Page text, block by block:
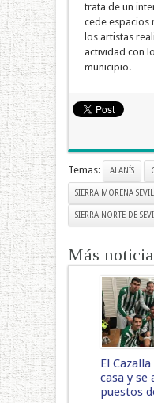
trata de un
cede espacios
los artistas
actividad con
municipio.
Temas: ALANÍS
SIERRA MORENA
SIERRA NORTE DE
Más
El
casa y se
puestos